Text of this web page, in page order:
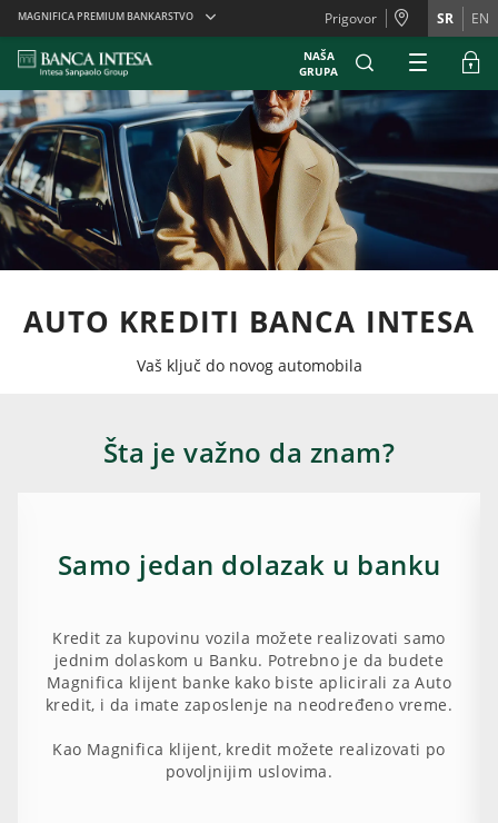
Skiplinks
MAGNIFICA PREMIUM BANKARSTVO Prigovor SR EN
NAŠA
GRUPA
AUTO KREDITI BANCA INTESA
Vaš ključ do novog automobila
Šta je važno da znam?
Samo jedan dolazak u banku
Kredit za kupovinu vozila možete realizovati samo
jednim dolaskom u Banku. Potrebno je da budete
Magnifica klijent banke kako biste aplicirali za Auto
kredit, i da imate zaposlenje na neodređeno vreme.
Kao Magnifica klijent, kredit možete realizovati po
povoljnijim uslovima.